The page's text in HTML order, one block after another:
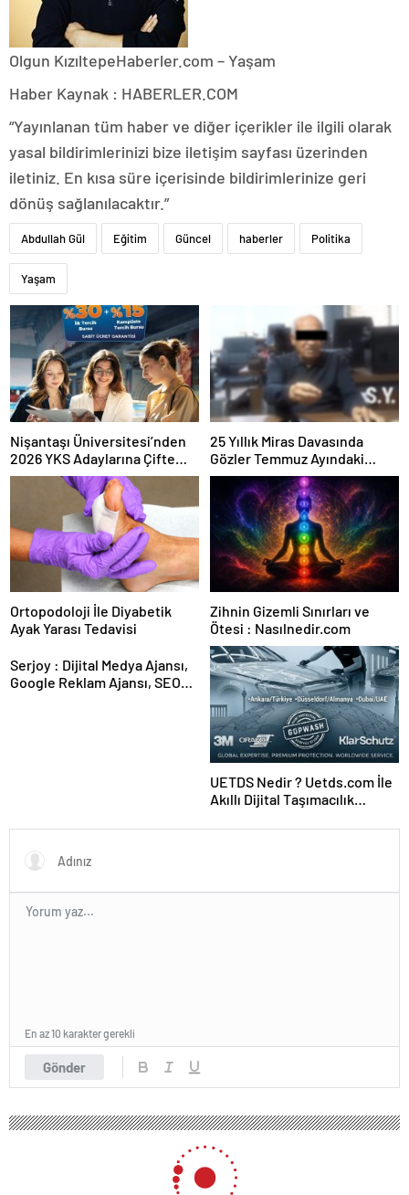
Olgun KızıltepeHaberler.com – Yaşam
Haber Kaynak : HABERLER.COM
“Yayınlanan tüm haber ve diğer içerikler ile ilgili olarak
yasal bildirimlerinizi bize iletişim sayfası üzerinden
iletiniz. En kısa süre içerisinde bildirimlerinize geri
dönüş sağlanılacaktır.”
Abdullah Gül Eğitim Güncel haberler Politika
Yaşam
Nişantaşı Üniversitesi’nden
2026 YKS Adaylarına Çifte
Güvence: Sabit Ücret ve
Kesintisiz Burs
25 Yıllık Miras Davasında
Gözler Temmuz Ayındaki
Karar Duruşmasına Çevrildi
Ortopodoloji İle Diyabetik
Ayak Yarası Tedavisi
Zihnin Gizemli Sınırları ve
Ötesi : Nasılnedir.com
Serjoy : Dijital Medya Ajansı,
Google Reklam Ajansı, SEO
UETDS Nedir ? Uetds.com İle
Akıllı Dijital Taşımacılık
Gönder
En az 10 karakter gerekli